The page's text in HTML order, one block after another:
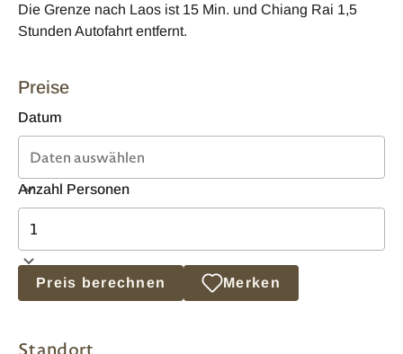
Die Grenze nach Laos ist 15 Min. und Chiang Rai 1,5
Stunden Autofahrt entfernt.
Preise
Datum
Anzahl Personen
Preis berechnen Merken